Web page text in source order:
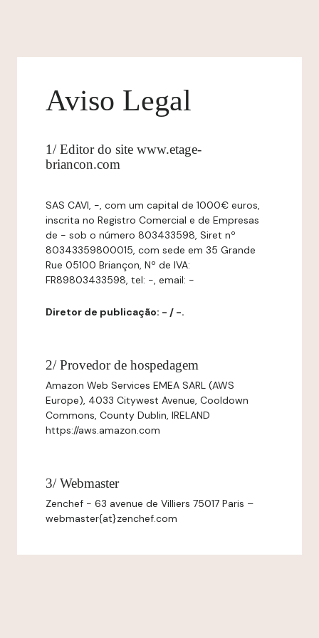
Aviso Legal
1/ Editor do site www.etage-
briancon.com
SAS CAVI, -, com um capital de 1000€ euros,
inscrita no Registro Comercial e de Empresas
de - sob o número 803433598, Siret nº
80343359800015, com sede em 35 Grande
Rue 05100 Briançon, Nº de IVA:
FR89803433598, tel: -, email: -
Diretor de publicação: - / -.
2/ Provedor de hospedagem
Amazon Web Services EMEA SARL (AWS
Europe), 4033 Citywest Avenue, Cooldown
Commons, County Dublin, IRELAND
https://aws.amazon.com
3/ Webmaster
Zenchef - 63 avenue de Villiers 75017 Paris –
webmaster{at}zenchef.com